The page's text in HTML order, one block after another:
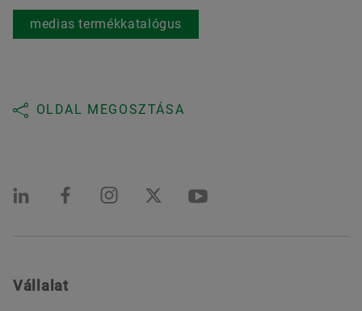
medias termékkatalógus
OLDAL MEGOSZTÁSA
Vállalat